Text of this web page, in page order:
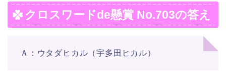
クロスワードde懸賞 No.703の答え
Ａ：ウタダヒカル（宇多田ヒカル）